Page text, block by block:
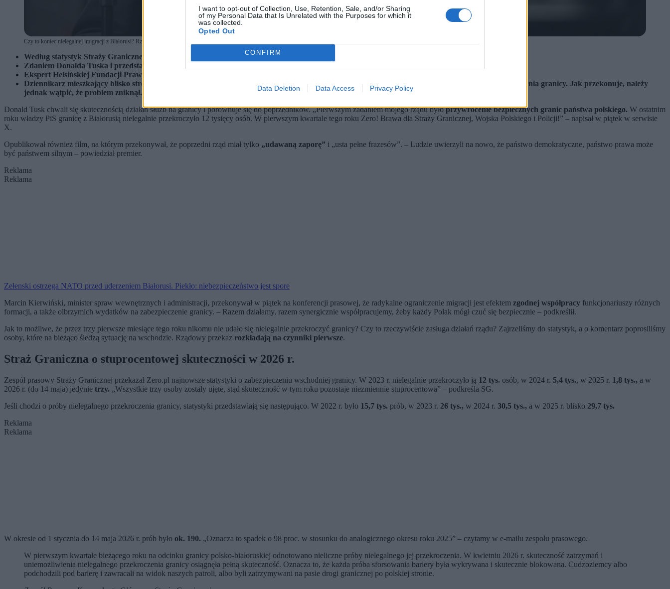
I want to opt-out of Collection, Use, Retention, Sale, and/or Sharing
of my Personal Data that Is Unrelated with the Purposes for which it
was collected.
Opted Out
CONFIRM
Data Deletion Data Access Privacy Policy
Czy to koniec nielegalnej imigracji z Białorusi? Rządowa propaganda vs fakty. (fot. Piotr Nowak / PAP)
Według statystyk Straży Granicznej w pierwszym kwartale tego roku nie było przypadków nielegalnego przekroczenia granicy z Białorusią.
Zdaniem Donalda Tuska i przedstawicieli rządu to konsekwencja dofinansowania służb, zmiany zarządzania nimi, a także umocnienia granicy.
Ekspert Helsińskiej Fundacji Praw Człowieka przekonuje, że ruch na granicy zamarł z zupełnie innego powodu.
Dziennikarz mieszkający blisko strefy przygranicznej i stale monitorujący sytuację migracyjną potwierdza, że jest mniej prób nielegalnego przekroczenia granicy. Jak przekonuje, należy
jednak wątpić, że problem zniknął.
Donald Tusk chwali się skutecznością działań służb na granicy i porównuje się do poprzedników. „Pierwszym zadaniem mojego rządu byłoprzywrócenie bezpiecznych granic państwa polskiego. W ostatnim
roku władzy PiS granicę z Białorusią nielegalnie przekroczyło 12 tysięcy osób. W pierwszym kwartale tego roku Zero! Brawa dla Straży Granicznej, Wojska Polskiego i Policji!” – napisał w piątek w serwisie
X.
Opublikował również film, na którym przekonywał, że poprzedni rząd miał tylko „udawaną zaporę” i „usta pełne frazesów”. – Ludzie uwierzyli na nowo, że państwo demokratyczne, państwo prawa może
być państwem silnym – powiedział premier.
Reklama
Reklama
Zełenski ostrzega NATO przed uderzeniem Białorusi. Piekło: niebezpieczeństwo jest spore
Marcin Kierwiński, minister spraw wewnętrznych i administracji, przekonywał w piątek na konferencji prasowej, że radykalne ograniczenie migracji jest efektem zgodnej współpracy funkcjonariuszy różnych
formacji, a także olbrzymich wydatków na zabezpieczenie granicy. – Razem działamy, razem synergicznie współpracujemy, żeby każdy Polak mógł czuć się bezpiecznie – podkreślił.
Jak to możliwe, że przez trzy pierwsze miesiące tego roku nikomu nie udało się nielegalnie przekroczyć granicy? Czy to rzeczywiście zasługa działań rządu? Zajrzeliśmy do statystyk, a o komentarz poprosiliśmy
osoby, które na bieżąco śledzą sytuację na wschodzie. Rządowy przekaz rozkładają na czynniki pierwsze.
Straż Graniczna o stuprocentowej skuteczności w 2026 r.
Zespół prasowy Straży Granicznej przekazał Zero.pl najnowsze statystyki o zabezpieczeniu wschodniej granicy. W 2023 r. nielegalnie przekroczyło ją 12 tys. osób, w 2024 r. 5,4 tys., w 2025 r. 1,8 tys., a w
2026 r. (do 14 maja) jedynie trzy. „Wszystkie trzy osoby zostały ujęte, stąd skuteczność w tym roku pozostaje niezmiennie stuprocentowa” – podkreśla SG.
Jeśli chodzi o próby nielegalnego przekroczenia granicy, statystyki przedstawiają się następująco. W 2022 r. było 15,7 tys. prób, w 2023 r. 26 tys., w 2024 r. 30,5 tys., a w 2025 r. blisko 29,7 tys.
Reklama
Reklama
W okresie od 1 stycznia do 14 maja 2026 r. prób było ok. 190. „Oznacza to spadek o 98 proc. w stosunku do analogicznego okresu roku 2025” – czytamy w e-mailu zespołu prasowego.
W pierwszym kwartale bieżącego roku na odcinku granicy polsko-białoruskiej odnotowano nieliczne próby nielegalnego jej przekroczenia. W kwietniu 2026 r. skuteczność zatrzymań i
uniemożliwienia nielegalnego przekroczenia granicy osiągnęła pełną skuteczność. Oznacza to, że każda próba sforsowania bariery była wykrywana i skutecznie blokowana. Cudzoziemcy albo
podchodzili pod barierę i zawracali na widok naszych patroli, albo byli zatrzymywani na pasie drogi granicznej po polskiej stronie.